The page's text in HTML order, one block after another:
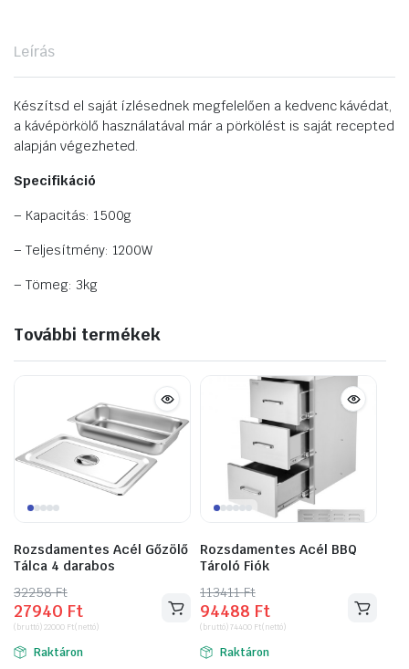
Leírás
Készítsd el saját ízlésednek megfelelően a kedvenc kávédat,
a kávépörkölő használatával már a pörkölést is saját recepted
alapján végezheted.
Specifikáció
– Kapacitás: 1500g
– Teljesítmény: 1200W
– Tömeg: 3kg
További termékek
Rozsdamentes Acél Gőzölő
Tálca 4 darabos
32258Ft
Original
price
was:
32258 Ft.
27940 Ft
Current
price
is:
27940 Ft.
(bruttó)22000 Ft(nettó)
Raktáron
Rozsdamentes Acél BBQ
Tároló Fiók
113411Ft
Original
price
was:
113411 Ft.
94488 Ft
Current
price
is:
94488 Ft.
(bruttó)74400 Ft(nettó)
Raktáron